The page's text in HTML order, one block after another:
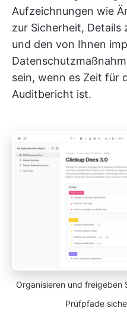
Aufzeichnungen wie
zur Sicherheit, Details
und den von Ihnen
sein, wenn es Zeit für
Auditbericht ist.
Organisieren und freigeben
Prüfpfade